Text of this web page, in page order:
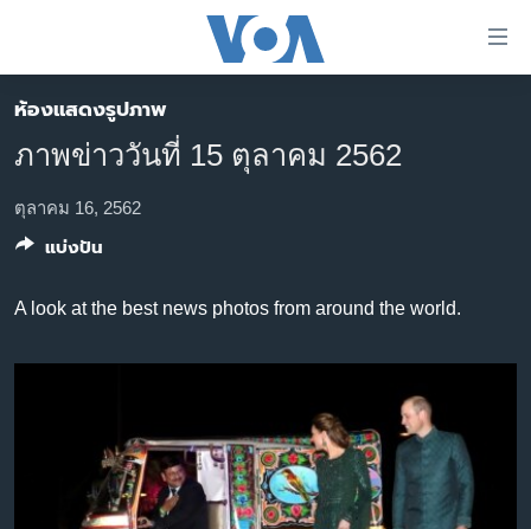
ต่อ
ไป
หลัก
ข้าม
หน้า
ข้าม
หน้าหลัก
โลก
เอเชีย
สหรัฐฯ
ไทย
ไลฟ์สไตล์
ตรวจสอบข่าว
ห้องแสดงรูปภาพ
ภาพข่าววันที่ 15 ตุลาคม 2562
ตุลาคม 16, 2562
A look at the best news photos from around the world.
แบ่งปัน